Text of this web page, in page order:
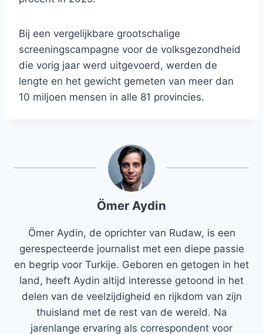
Bij een vergelijkbare grootschalige
screeningscampagne voor de volksgezondheid
die vorig jaar werd uitgevoerd, werden de
lengte en het gewicht gemeten van meer dan
10 miljoen mensen in alle 81 provincies.
Ömer Aydin
Ömer Aydin, de oprichter van Rudaw, is een
gerespecteerde journalist met een diepe passie
en begrip voor Turkije. Geboren en getogen in het
land, heeft Aydin altijd interesse getoond in het
delen van de veelzijdigheid en rijkdom van zijn
thuisland met de rest van de wereld. Na
jarenlange ervaring als correspondent voor